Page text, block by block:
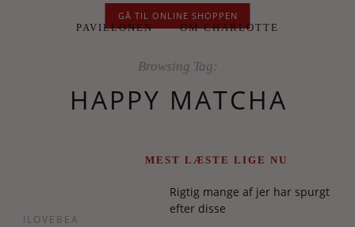
PAVILLONEN OM CHARLOTTE
GÅ TIL ONLINE SHOPPEN
Browsing Tag:
HAPPY MATCHA
ILOVEBEAUTY
MEST LÆSTE LIGE NU
Rigtig mange af jer har spurgt
efter disse